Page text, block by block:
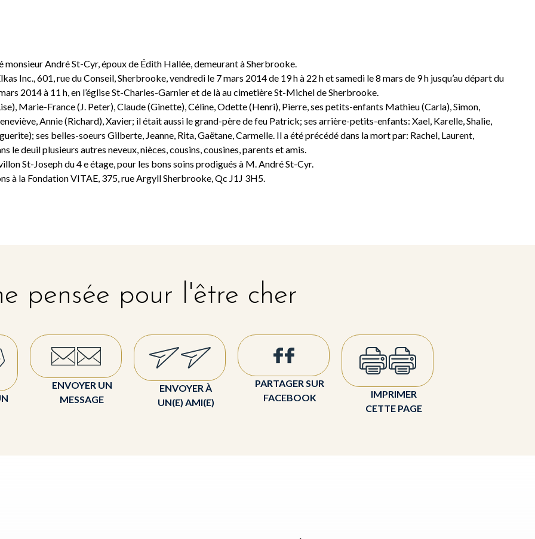
monsieur André St-Cyr, époux de Édith Hallée, demeurant à Sherbrooke.
Inc., 601, rue du Conseil, Sherbrooke, vendredi le 7 mars 2014 de 19 h à 22 h et samedi le 8 mars de 9 h jusqu’au départ du
2014 à 11 h, en l’église St-Charles-Garnier et de là au cimetière St-Michel de Sherbrooke.
Marie-France (J. Peter), Claude (Ginette), Céline, Odette (Henri), Pierre, ses petits-enfants Mathieu (Carla), Simon,
Annie (Richard), Xavier; il était aussi le grand-père de feu Patrick; ses arrière-petits-enfants: Xael, Karelle, Shalie,
ses belles-soeurs Gilberte, Jeanne, Rita, Gaëtane, Carmelle. Il a été précédé dans la mort par: Rachel, Laurent,
le deuil plusieurs autres neveux, nièces, cousins, cousines, parents et amis.
St-Joseph du 4 e étage, pour les bons soins prodigués à M. André St-Cyr.
à la Fondation VITAE, 375, rue Argyll Sherbrooke, Qc J1J 3H5.
pensée pour l'être cher
ENVOYER UN
MESSAGE
ENVOYER À
UN(E) AMI(E)
PARTAGER SUR
FACEBOOK
IMPRIMER
CETTE PAGE